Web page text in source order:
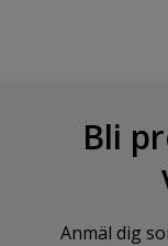
Bli
Anmäl dig